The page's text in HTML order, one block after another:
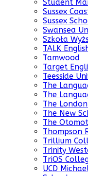
Student
Sussex
Sussex
Swansea
Szkoła
TALK
Tamwood
Target
Teesside
The
The
The
The New
The
Thompson
Trillium
Trinity
TriOS
UCD